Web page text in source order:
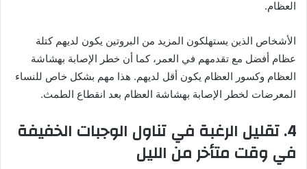
العظام.
الأشخاص الذين يستهلكون المزيد من البروتين يكون لديهم كتلة
عظام أفضل مع تقدمهم في العمر، كما أن خطر الإصابة بهشاشة
العظام وكسور العظام يكون أقل لديهم. هذا مهم بشكل خاص للنساء
المعرضات لخطر الإصابة بهشاشة العظام بعد انقطاع الطمث.
4. تقليل الرغبة في تناول الوجبات الخفيفة
في وقت متأخر من الليل